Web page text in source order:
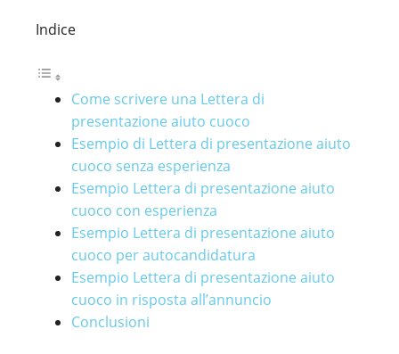
Indice
Come scrivere una Lettera di
presentazione aiuto cuoco
Esempio di Lettera di presentazione aiuto
cuoco senza esperienza
Esempio Lettera di presentazione aiuto
cuoco con esperienza
Esempio Lettera di presentazione aiuto
cuoco per autocandidatura
Esempio Lettera di presentazione aiuto
cuoco in risposta all’annuncio
Conclusioni